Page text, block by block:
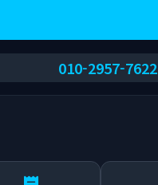
010-2957-7622